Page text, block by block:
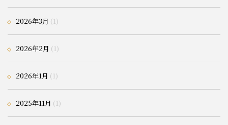
2026年3月 (1)
2026年2月 (1)
2026年1月 (1)
2025年11月 (1)